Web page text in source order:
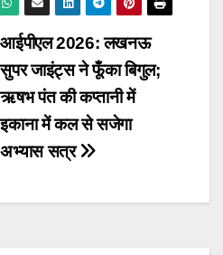
आईपीएल 2026: लखनऊ
सुपर जाइंट्स ने फूँका बिगुल;
ऋषभ पंत की कप्तानी में
इकाना में कल से सजेगा
अभ्यास सत्र